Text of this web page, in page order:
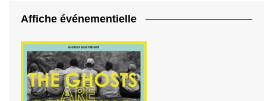
Affiche événementielle